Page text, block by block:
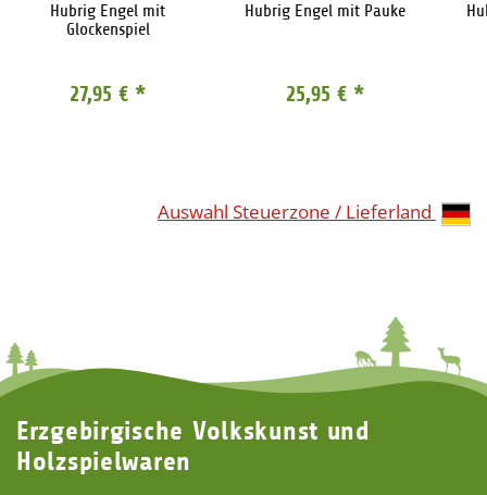
Hubrig Engel mit
Glockenspiel
27,95 € *
Hubrig Engel mit Pauke
25,95 € *
Auswahl Steuerzone / Lieferland
Erzgebirgische Volkskunst und
Holzspielwaren